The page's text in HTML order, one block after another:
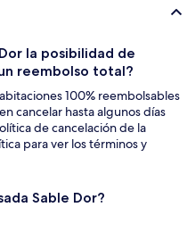
la posibilidad de
reembolso total?
100% reembolsables
cancelar hasta algunos días
de cancelación de la
para ver los términos y
Sable Dor?